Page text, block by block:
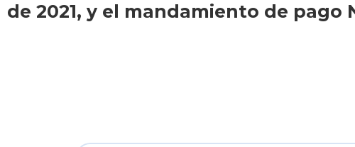
de 2021, y el mandamiento de pago